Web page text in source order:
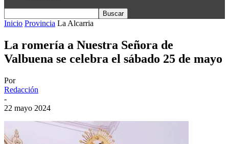
Inicio Provincia La Alcarria
La romería a Nuestra Señora de
Valbuena se celebra el sábado 25 de mayo
Por
Redacción
-
22 mayo 2024